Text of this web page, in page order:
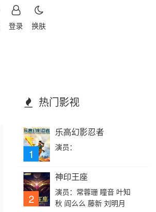
换肤
登录
热门影视
1
乐高幻影忍者
演员：
2
神印王座
演员：常蓉珊 瞳音 叶知
秋 阎么么 藤新 刘明月